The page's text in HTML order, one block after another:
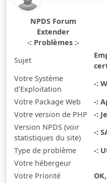
NPDS Forum
Extender
-: Problèmes :-
Sujet
Votre Système
d'Exploitation
-:
Votre Package Web
-:
Votre version de PHP
-:
Version NPDS (voir
statistiques du site)
-:
Type de problème
-:
Votre hébergeur
Votre Priorité